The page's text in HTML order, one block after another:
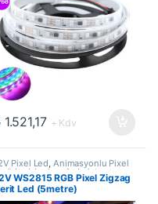
1.521,17 + Kdv
Pixel Led, Animasyonlu Pixel
Led,Led ve Aydınlatma
WS2815 RGB Pixel Zigzag
Led (5metre)